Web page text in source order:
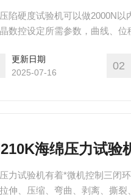
陷硬度试验机可以做2000N以
数控设定所需参数，曲线、
采用挤型封板及高级烤漆处理，
更新日期
2025-07-16
02
海绵压力试验
力试验机有着*微机控制三闭
伸、压缩、弯曲、剥离、撕